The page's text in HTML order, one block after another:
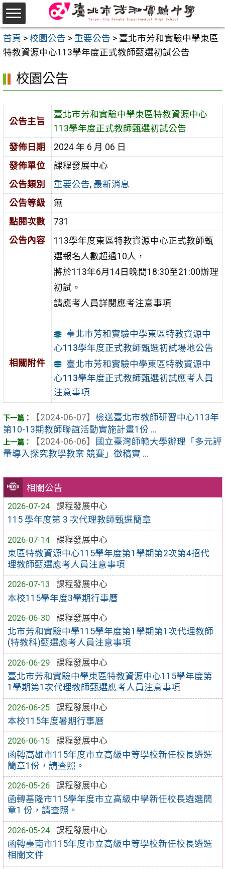
跳
至
主
要
區
首頁 > 校園公告 > 重要公告 > 臺北市芳和實驗中學東區
特教資源中心113學年度正式教師甄選初試公告
相關公告
2026-07-24
課程發展中心
115 學年度第 3 次代理教師甄選簡章
2026-07-14
課程發展中心
東區特教資源中心115學年度第1學期第2次第4招代
理教師甄選應考人員注意事項
2026-07-13
課程發展中心
本校115學年度3學期行事曆
2026-06-30
課程發展中心
北市芳和實驗中學115學年度第1學期第1次代理教師
(特教科)甄選應考人員注意事項
2026-06-29
課程發展中心
臺北市芳和實驗中學東區特教資源中心115學年度第
1學期第1次代理教師甄選應考人員注意事項
2026-06-25
課程發展中心
本校115年度暑期行事曆
2026-06-15
課程發展中心
函轉高雄市115年度市立高級中等學校新任校長遴選
簡章1份，請查照。
2026-05-26
課程發展中心
函轉基隆市115學年度市立高級中學新任校長遴選簡
章1 份，請查照。
2026-05-24
課程發展中心
函轉臺南市115年度市立高級中等學校新任校長遴選
相關文件
校園公告
公告主旨
臺北市芳和實驗中學東區特教資源中心
113學年度正式教師甄選初試公告
發佈日期
2024 年 6 月 06 日
發佈單位
課程發展中心
公告類別
重要公告, 最新消息
公告等級
無
點閱次數
731
公告內容
113學年度東區特教資源中心正式教師甄
選報名人數超過10人，
將於113年6月14日晚間18:30至21:00辦理
初試。
請應考人員詳閱應考注意事項
相關附件
臺北市芳和實驗中學東區特教資源中
心113學年度正式教師甄選初試場地公告
臺北市芳和實驗中學東區特教資源中
心113學年度正式教師甄選初試應考人員
注意事項
【2024-06-07】 檢送臺北市教師研習中心113年
第10-13期教師聯誼活動實施計畫1份 ...
【2024-06-06】
國立臺灣師範大學辦理「多元評
量導入探究教學教案 競賽」徵稿實 ...
選
單